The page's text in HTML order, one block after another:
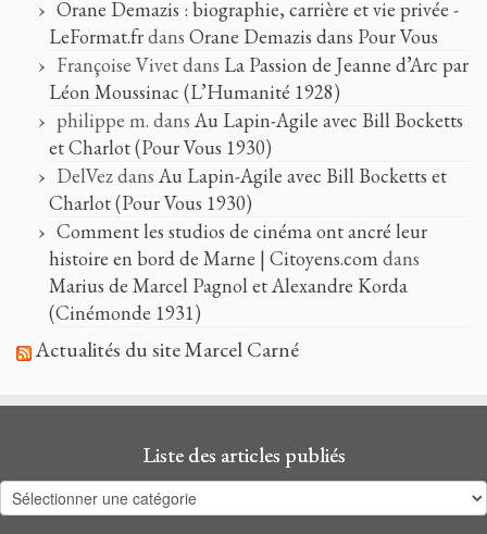
Orane Demazis : biographie, carrière et vie privée -
LeFormat.frdans Orane Demazis dans Pour Vous
Françoise Vivetdans La Passion de Jeanne d’Arc par
Léon Moussinac (L’Humanité 1928)
philippe m. dans Au Lapin-Agile avec Bill Bocketts
et Charlot (Pour Vous 1930)
DelVezdans Au Lapin-Agile avec Bill Bocketts et
Charlot (Pour Vous 1930)
Comment les studios de cinéma ont ancré leur
histoire en bord de Marne | Citoyens.comdans
Marius de Marcel Pagnol et Alexandre Korda
(Cinémonde 1931)
Actualités du site Marcel Carné
Liste des articles publiés
Liste
des